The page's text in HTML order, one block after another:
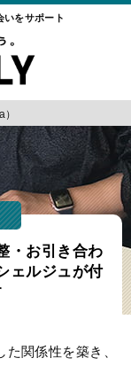
いをサポート
・お引き合わ
ェルジュが付
関係性を築き、